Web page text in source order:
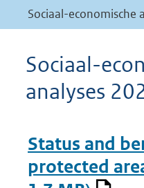
Sociaal-economische
Sociaal-
analyses
Status and
protected